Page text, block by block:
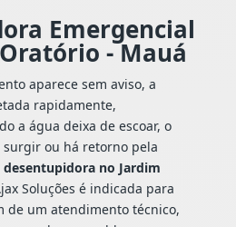
Emergencial
- Mauá
aparece sem aviso, a
rapidamente,
a água deixa de escoar, o
surgir ou há retorno pela
desentupidora no Jardim
Soluções é indicada para
de um atendimento técnico,